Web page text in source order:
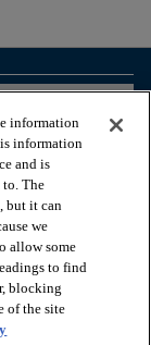
information
information
and is
to. The
but it can
we
allow some
to find
blocking
of the site